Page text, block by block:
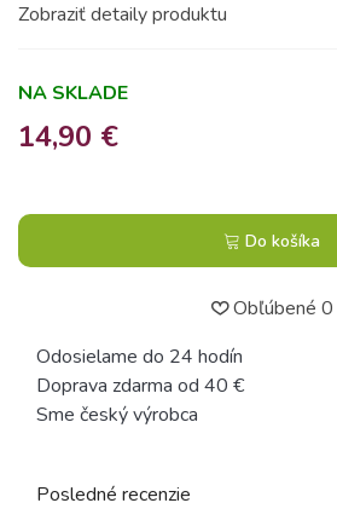
Zobraziť detaily produktu
NA SKLADE
14,90 €
Do košíka
Obľúbené 0
Odosielame do 24 hodín
Doprava zdarma od 40 €
Sme český výrobca
Posledné recenzie